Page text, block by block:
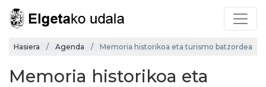
Hasiera Agenda Memoria historikoa eta turismo batzordea
Memoria historikoa eta